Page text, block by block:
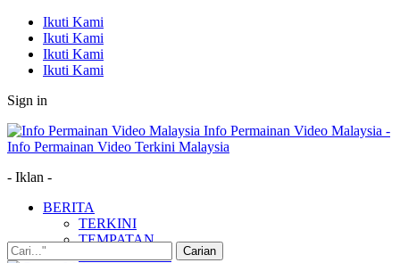
Ikuti Kami
Ikuti Kami
Ikuti Kami
Ikuti Kami
Sign in
Info Permainan Video Malaysia -
Info Permainan Video Terkini Malaysia
- Iklan -
BERITA
TERKINI
TEMPATAN